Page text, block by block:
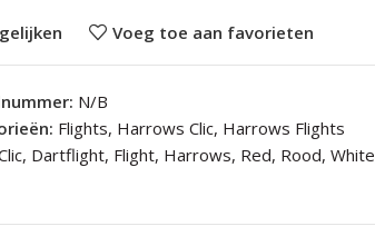
Voeg toe aan favorieten
N/B
Flights, Harrows Clic, Harrows Flights
, Dartflight, Flight, Harrows, Red, Rood, White